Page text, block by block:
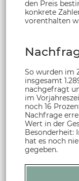
den Preis
konkrete
vorenthalten
So wurden im
insgesamt
nachgefragt
im
noch 16
Nachfrage
Wert in der
Besonderheit:
hat es noch
gegeben.